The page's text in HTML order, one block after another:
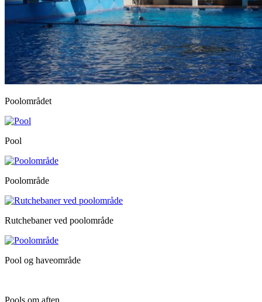
Poolområdet
Pool
Poolområde
Rutchebaner ved poolområde
Pool og haveområde
Pools om aften